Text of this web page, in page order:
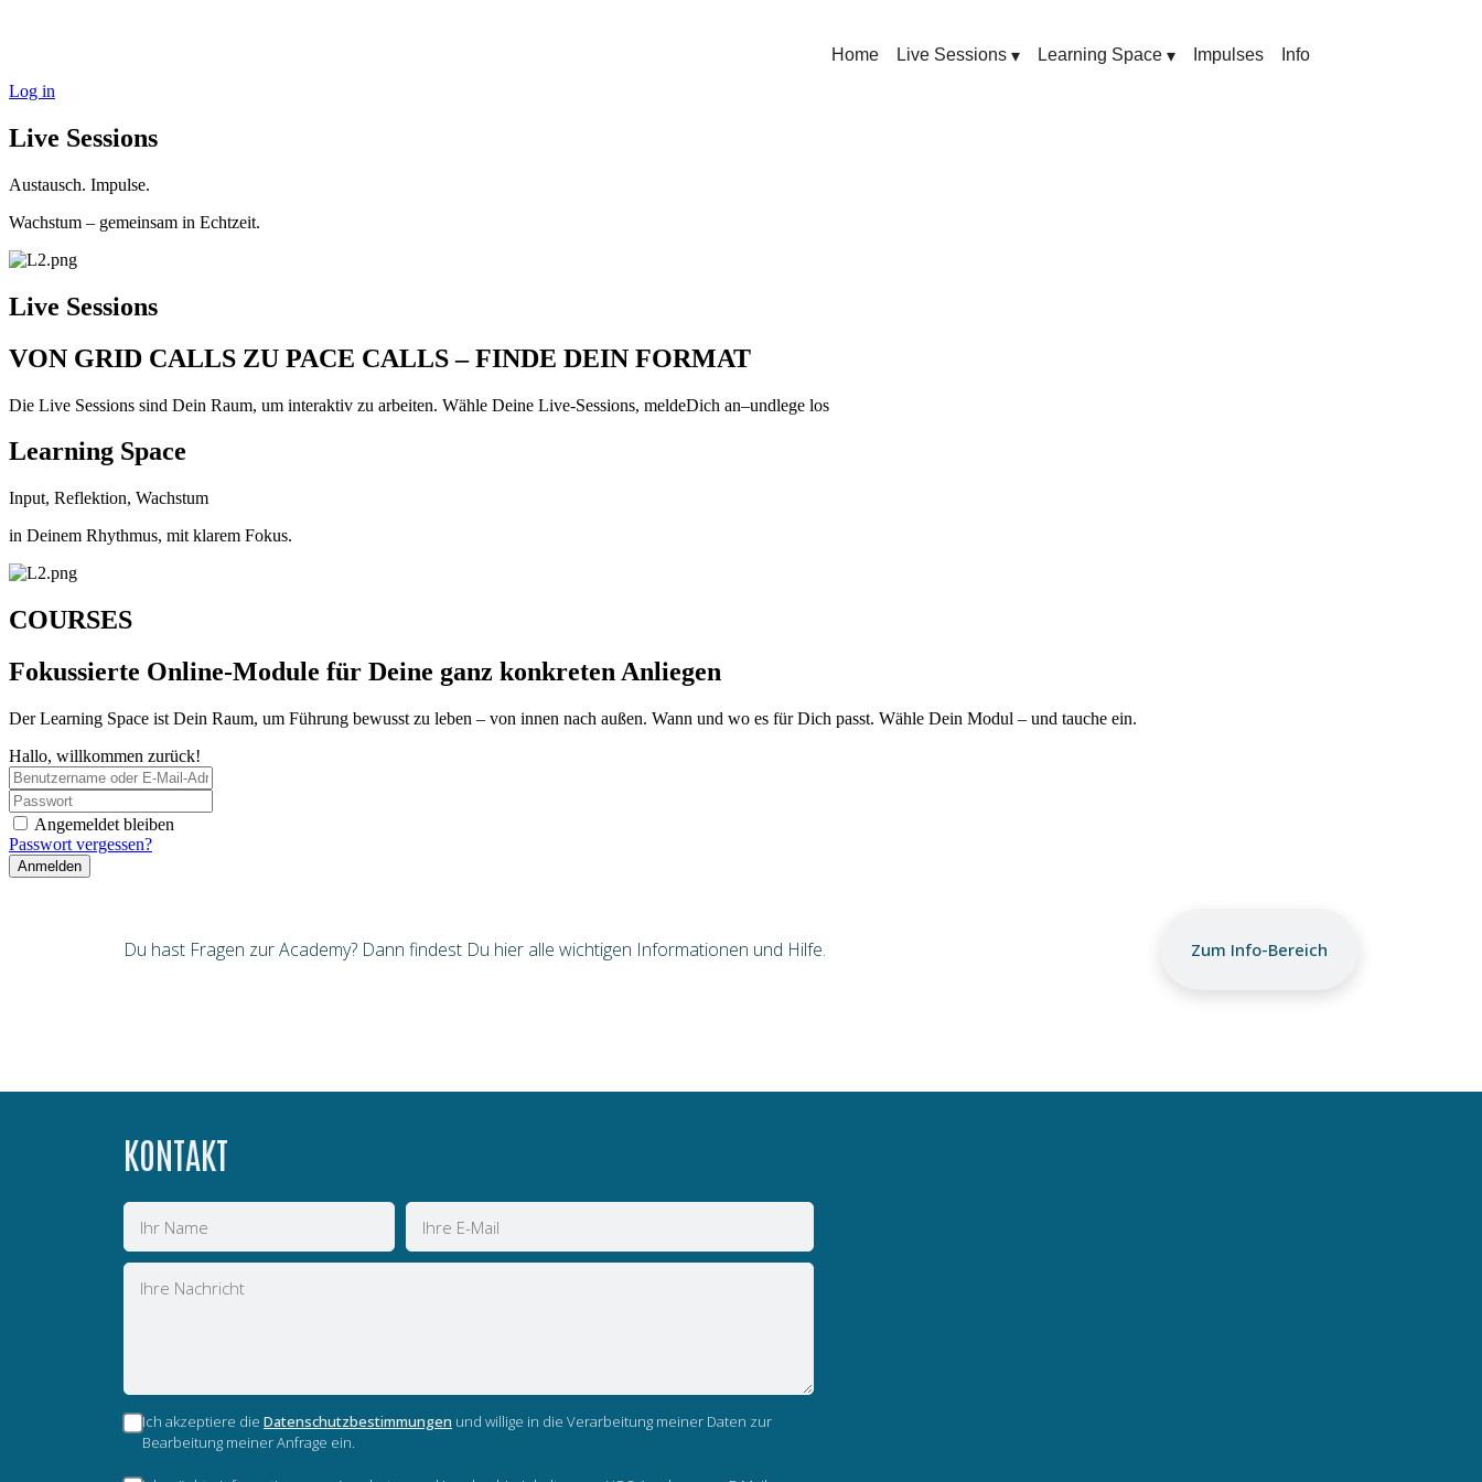
Home Live Sessions ▾ Learning Space ▾ Impulses
Info
Log in
Live Sessions
Austausch. Impulse.
Wachstum – gemeinsam in Echtzeit.
Live Sessions
VON GRID CALLS ZU PACE CALLS – FINDE DEIN FORMAT
Die Live Sessions sind Dein Raum, um interaktiv zu arbeiten. Wähle Deine Live-Sessions, meldeDich an–undlege los
Learning Space
Input, Reflektion, Wachstum
in Deinem Rhythmus, mit klarem Fokus.
COURSES
Fokussierte Online-Module für Deine ganz konkreten Anliegen
Der Learning Space ist Dein Raum, um Führung bewusst zu leben – von innen nach außen. Wann und wo es für Dich passt. Wähle Dein Modul – und tauche ein.
Hallo, willkommen zurück!
Angemeldet bleiben
Passwort vergessen?
Anmelden
Du hast Fragen zur Academy? Dann findest Du hier alle wichtigen Informationen und Hilfe. Zum Info-Bereich
KONTAKT
Name
E-
Mail
Nachricht
Ich akzeptiere die Datenschutzbestimmungen und willige in die Verarbeitung meiner Daten zur
Bearbeitung meiner Anfrage ein.